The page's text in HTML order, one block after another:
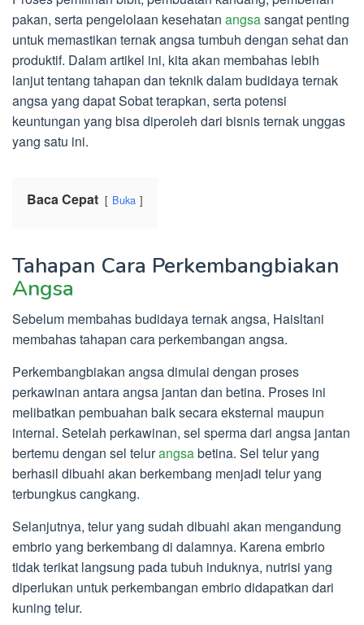
pakan, serta pengelolaan kesehatan angsasangat penting
untuk memastikan ternak angsa tumbuh dengan sehat dan
produktif. Dalam artikel ini, kita akan membahas lebih
lanjut tentang tahapan dan teknik dalam budidaya ternak
angsa yang dapat Sobat terapkan, serta potensi
keuntungan yang bisa diperoleh dari bisnis ternak unggas
yang satu ini.
Baca Cepat Buka
Tahapan Cara Perkembangbiakan
Angsa
Sebelum membahas budidaya ternak angsa, Haisltani
membahas tahapan cara perkembangan angsa.
Perkembangbiakan angsa dimulai dengan proses
perkawinan antara angsa jantan dan betina. Proses ini
melibatkan pembuahan baik secara eksternal maupun
internal. Setelah perkawinan, sel sperma dari angsa jantan
bertemu dengan sel telurangsabetina. Sel telur yang
berhasil dibuahi akan berkembang menjadi telur yang
terbungkus cangkang.
Selanjutnya, telur yang sudah dibuahi akan mengandung
embrio yang berkembang di dalamnya. Karena embrio
tidak terikat langsung pada tubuh induknya, nutrisi yang
diperlukan untuk perkembangan embrio didapatkan dari
kuning telur.